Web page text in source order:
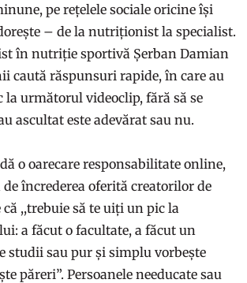
pe rețelele sociale oricine își
– de la nutriționist la specialist.
în nutriție sportivă Șerban Damian
caută răspunsuri rapide, în care au
la următorul videoclip, fără să se
ascultat este adevărat sau nu.
o oarecare responsabilitate online,
încrederea oferită creatorilor de
,,trebuie să te uiți un pic la
a făcut o facultate, a făcut un
studii sau pur și simplu vorbește
păreri”. Persoanele needucate sau